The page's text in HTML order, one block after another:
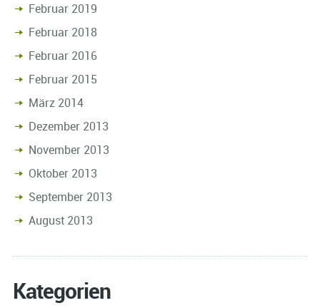
Februar 2019
Februar 2018
Februar 2016
Februar 2015
März 2014
Dezember 2013
November 2013
Oktober 2013
September 2013
August 2013
Kategorien